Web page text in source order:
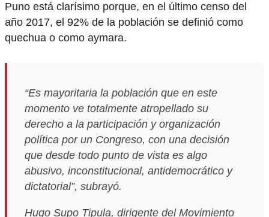
Puno está clarísimo porque, en el último censo del
año 2017, el 92% de la población se definió como
quechua o como aymara.
“Es mayoritaria la población que en este
momento ve totalmente atropellado su
derecho a la participación y organización
política por un Congreso, con una decisión
que desde todo punto de vista es algo
abusivo, inconstitucional, antidemocrático y
dictatorial”, subrayó.
Hugo Supo Tipula, dirigente del Movimiento